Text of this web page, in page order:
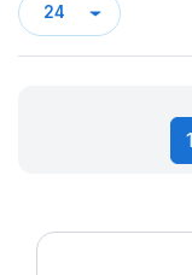
SW-201
1